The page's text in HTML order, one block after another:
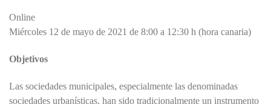
Online
Miércoles 12 de mayo de 2021 de 8:00 a 12:30 h (hora canaria)
Objetivos
Las sociedades municipales, especialmente las denominadas
sociedades urbanísticas, han sido tradicionalmente un instrumento